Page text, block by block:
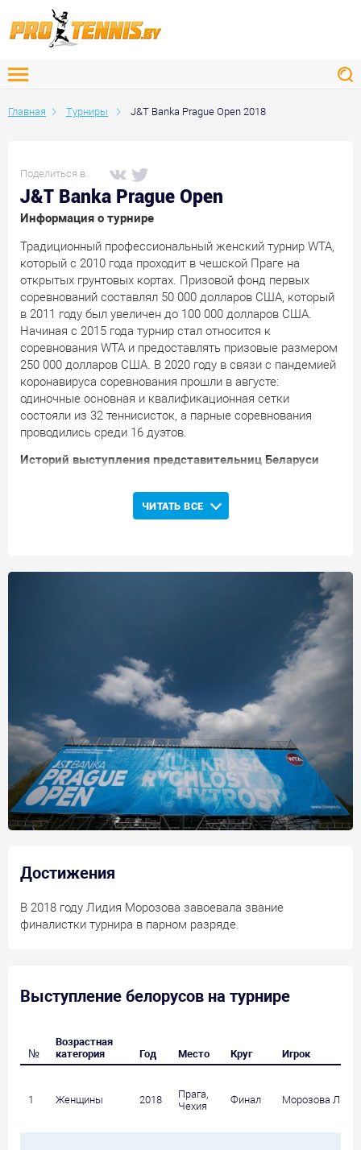
Главная Турниры J&T Banka Prague Open 2018
Поделиться в:
J&T Banka Prague Open
Информация о турнире
Традиционный профессиональный женский турнир WTA,
который с 2010 года проходит в чешской Праге на
открытых грунтовых кортах. Призовой фонд первых
соревнований составлял 50 000 долларов США, который
в 2011 году был увеличен до 100 000 долларов США.
Начиная с 2015 года турнир стал относится к
соревнования WTA и предоставлять призовые размером
250 000 долларов США. В 2020 году в связи с пандемией
коронавируса соревнования прошли в августе:
одиночные основная и квалификационная сетки
состояли из 32 теннисисток, а парные соревнования
проводились среди 16 дуэтов.
Историй выступления представительниц Беларуси
году: Дарья Кустова сумела пройти один круг в
основной одиночной сетки и дойти до полуфинала в
соревнований. В2014году Ольга Говорцова проиграла
2015
однако вновь уступила в стартовом раунде основной
году нашу страну представили сразу
три теннисистки: Александра Саснович и Ольга
Говорцова проиграли стартовые встречи в основных
одиночных соревнованиях, а Лидия Морозова проиграла
в первом круге парного турнира. В
2017году Александре
Саснович не удалось преодолеть квалификационный
отбор. В2018году Александра уступила в стартовом
раунде основных соревнований, а Лидия Морозова
дошла до финала в парном разряде. В2020Александра
Саснович уступила в квалификации одиночных
соревнований, а Лидия Морозова - в четвертьфинале
парных..
ЧИТАТЬ ВСЕ
Достижения
В 2018 году Лидия Морозова завоевала звание
финалистки турнира в парном разряде.
Выступление белорусов на турнире
№
Возрастная
категория
Год Место Круг Игрок
1 Женщины 2018
Прага,
Чехия
Финал Морозова